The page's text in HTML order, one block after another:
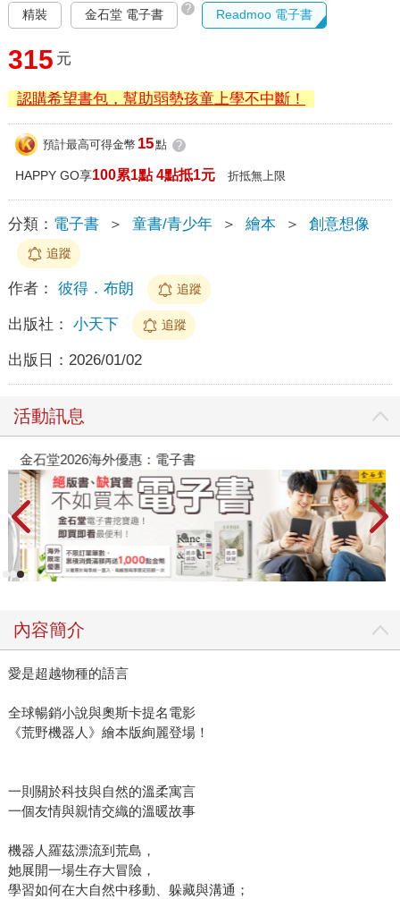
精裝 金石堂 電子書 ? Readmoo 電子書
315 元
認購希望書包，幫助弱勢孩童上學不中斷！
預計最高可得金幣 15點 ?
HAPPY GO享100累1點 4點抵1元 折抵無上限
分類： 電子書 ＞ 童書/青少年 ＞ 繪本 ＞ 創意想像
追蹤
作者： 彼得．布朗 追蹤
出版社： 小天下 追蹤
出版日： 2026/01/02
活動訊息
金石堂2026海外優惠：電子書
內容簡介
愛是超越物種的語言
全球暢銷小說與奧斯卡提名電影
《荒野機器人》繪本版絢麗登場！
一則關於科技與自然的溫柔寓言
一個友情與親情交織的溫暖故事
機器人羅茲漂流到荒島，
她展開一場生存大冒險，
學習如何在大自然中移動、躲藏與溝通；